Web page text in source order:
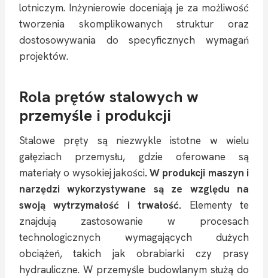
lotniczym. Inżynierowie doceniają je za możliwość
tworzenia skomplikowanych struktur oraz
dostosowywania do specyficznych wymagań
projektów.
Rola prętów stalowych w
przemyśle i produkcji
Stalowe pręty są niezwykle istotne w wielu
gałęziach przemysłu, gdzie oferowane są
materiały o wysokiej jakości. W produkcji maszyn i
narzędzi wykorzystywane są ze względu na
swoją wytrzymałość i trwałość. Elementy te
znajdują zastosowanie w procesach
technologicznych wymagających dużych
obciążeń, takich jak obrabiarki czy prasy
hydrauliczne. W przemyśle budowlanym służą do